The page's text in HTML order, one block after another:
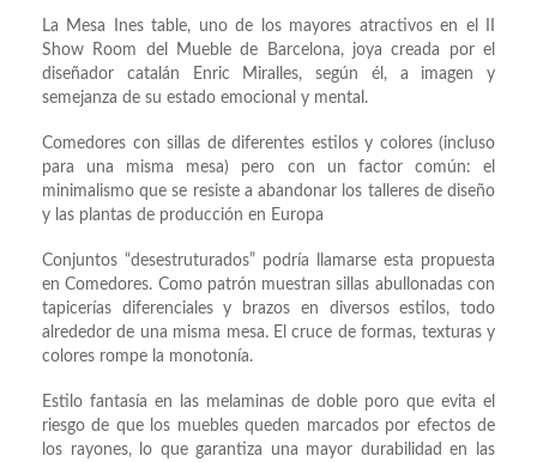
La Mesa Ines table, uno de los mayores atractivos en el II
Show Room del Mueble de Barcelona, joya creada por el
diseñador catalán Enric Miralles, según él, a imagen y
semejanza de su estado emocional y mental.
Comedores con sillas de diferentes estilos y colores (incluso
para una misma mesa) pero con un factor común: el
minimalismo que se resiste a abandonar los talleres de diseño
y las plantas de producción en Europa
Conjuntos “desestruturados” podría llamarse esta propuesta
en Comedores. Como patrón muestran sillas abullonadas con
tapicerías diferenciales y brazos en diversos estilos, todo
alrededor de una misma mesa. El cruce de formas, texturas y
colores rompe la monotonía.
Estilo fantasía en las melaminas de doble poro que evita el
riesgo de que los muebles queden marcados por efectos de
los rayones, lo que garantiza una mayor durabilidad en las